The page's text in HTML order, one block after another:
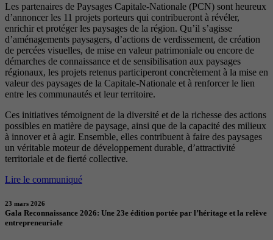
Les partenaires de Paysages Capitale-Nationale (PCN) sont heureux
d’annoncer les 11 projets porteurs qui contribueront à révéler,
enrichir et protéger les paysages de la région. Qu’il s’agisse
d’aménagements paysagers, d’actions de verdissement, de création
de percées visuelles, de mise en valeur patrimoniale ou encore de
démarches de connaissance et de sensibilisation aux paysages
régionaux, les projets retenus participeront concrètement à la mise en
valeur des paysages de la Capitale-Nationale et à renforcer le lien
entre les communautés et leur territoire.
Ces initiatives témoignent de la diversité et de la richesse des actions
possibles en matière de paysage, ainsi que de la capacité des milieux
à innover et à agir. Ensemble, elles contribuent à faire des paysages
un véritable moteur de développement durable, d’attractivité
territoriale et de fierté collective.
Lire le communiqué
23 mars 2026
Gala Reconnaissance 2026: Une 23e édition portée par l’héritage et la relève
entrepreneuriale